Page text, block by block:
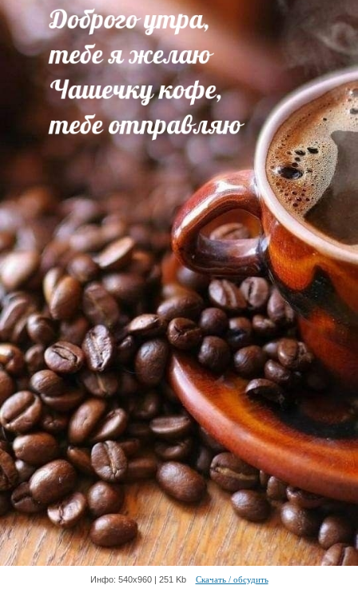
Инфо: 540х960 | 251 Kb Скачать / обсудить